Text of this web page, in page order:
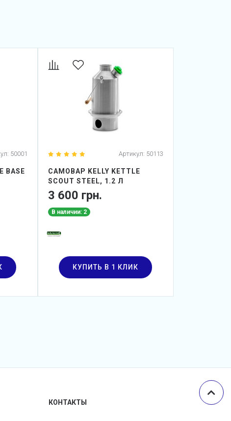
50001
BASE
Артикул: 50113
САМОВАР KELLY KETTLE
SCOUT STEEL, 1.2 Л
3 600 грн.
В наличии: 2
КУПИТЬ В 1 КЛИК
КОНТАКТЫ